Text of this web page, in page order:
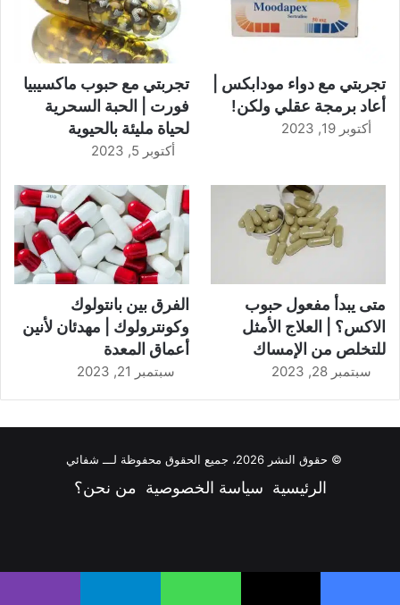
تجربتي مع دواء مودابكس |
أعاد برمجة عقلي ولكن!
أكتوبر 19, 2023
تجربتي مع حبوب ماكسيبيا
فورت | الحبة السحرية
لحياة مليئة بالحيوية
أكتوبر 5, 2023
متى يبدأ مفعول حبوب
الاكس؟ | العلاج الأمثل
للتخلص من الإمساك
سبتمبر 28, 2023
الفرق بين بانتولوك
وكونترولوك | مهدئان لأنين
أعماق المعدة
سبتمبر 21, 2023
© حقوق النشر 2026، جميع الحقوق محفوظة لـــ شفائي
الرئيسية سياسة الخصوصية من نحن؟